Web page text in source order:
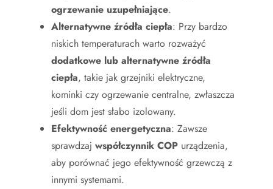
ogrzewanie uzupełniające.
Alternatywne źródła ciepła: Przy bardzo
niskich temperaturach warto rozważyć
dodatkowe lub alternatywne źródła
ciepła, takie jak grzejniki elektryczne,
kominki czy ogrzewanie centralne, zwłaszcza
jeśli dom jest słabo izolowany.
Efektywność energetyczna: Zawsze
sprawdzaj współczynnik COP urządzenia,
aby porównać jego efektywność grzewczą z
innymi systemami.